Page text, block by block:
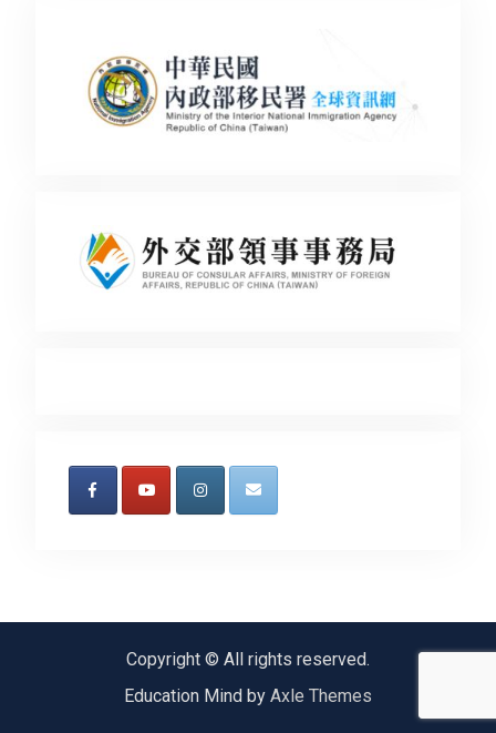
Copyright © All rights reserved.
Education Mind by Axle Themes